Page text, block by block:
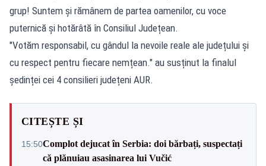
grup! Suntem și rămânem de partea oamenilor, cu voce
puternică și hotărâtă în Consiliul Județean.
"Votăm responsabil, cu gândul la nevoile reale ale județului și
cu respect pentru fiecare nemțean." au susținut la finalul
ședinței cei 4 consilieri județeni AUR.
CITEȘTE ȘI
15:50Complot dejucat în Serbia: doi bărbați, suspectați
că plănuiau asasinarea lui Vučić